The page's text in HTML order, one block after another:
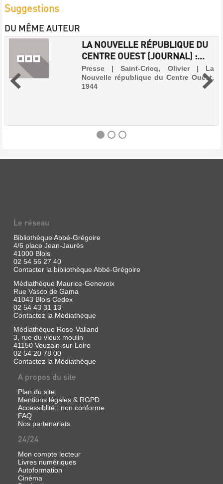
Suggestions
DU MÊME AUTEUR
LA NOUVELLE RÉPUBLIQUE DU
CENTRE OUEST (JOURNAL) :...
Presse | Saint-Cricq, Olivier | La
Nouvelle république du Centre Ouest,
1944
OUEST
(JOURNAL)
:...
Presse
Saint-
Cricq,
Olivier
La
république
du
Centre
Ouest,
BLOIS
SECRET
Cricq,
Olivier
Le réseau
Bibliothèque Abbé-Grégoire
4/6 place Jean-Jaurès
41000 Blois
02 54 56 27 40
Contacter la bibliothèque Abbé-Grégoire
Médiathèque Maurice-Genevoix
Rue Vasco de Gama
41043 Blois Cedex
02 54 43 31 13
Contactez la Médiathèque
Médiathèque Rose-Valland
3, rue du vieux moulin
41150 Veuzain-sur-Loire
02 54 20 78 00
Contactez la Médiathèque
A propos du site
Plan du site
Mentions légales & RGPD
Accessiblité : non conforme
FAQ
Nos partenariats
24/24
Mon compte lecteur
Livres numériques
Autoformation
Cinéma